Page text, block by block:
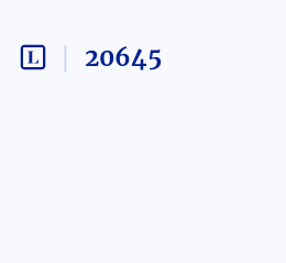
20645